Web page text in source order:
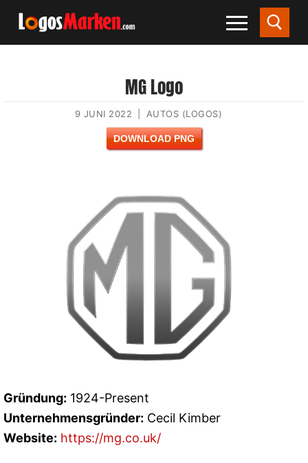
MG Logo
9 JUNI 2022 AUTOS (LOGOS)
DOWNLOAD PNG
Gründung: 1924-Present
Unternehmensgründer: Cecil Kimber
Website: https://mg.co.uk/